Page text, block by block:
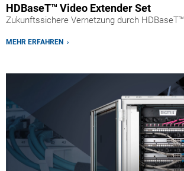
HDBaseT™ Video Extender Set
Zukunftssichere Vernetzung durch HDBaseT™
MEHR ERFAHREN ›